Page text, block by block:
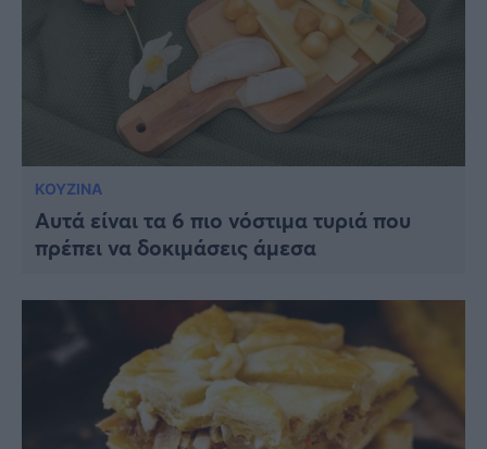
ΚΟΥΖΙΝΑ
Αυτά είναι τα 6 πιο νόστιμα τυριά που
πρέπει να δοκιμάσεις άμεσα